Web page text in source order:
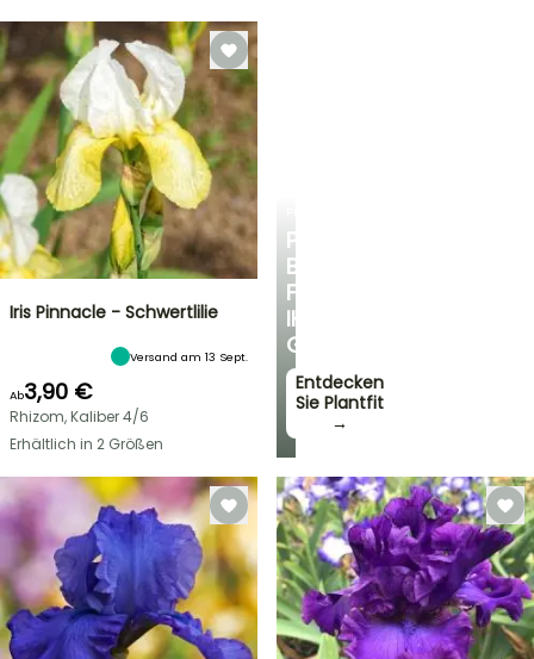
PERSÖNLICHE
BERATUNG
FÜR
IHREN
GARTEN
Entdecken
Sie Plantfit
→
Iris Pinnacle - Schwertlilie
Versand am 13 Sept.
Ab3,90 €
Rhizom, Kaliber 4/6
Erhältlich in 2 Größen